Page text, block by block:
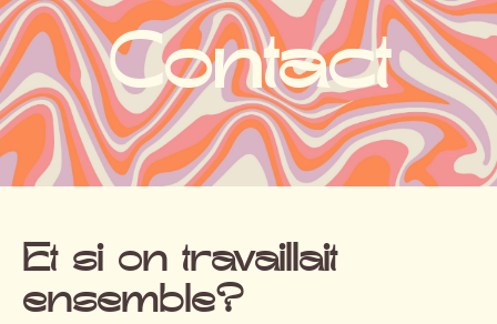
Contact
Et si on travaillait
ensemble?